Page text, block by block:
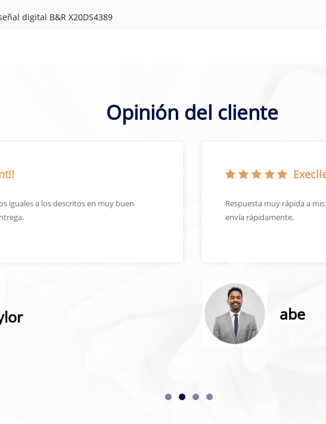
digital B&R X20DS4389
Opinión del cliente
iguales a los descritos en muy buen
Respuesta muy rápida a
envía rápidamente.
abe